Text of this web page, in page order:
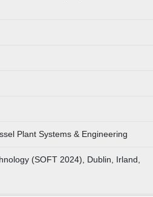
Plant Systems & Engineering
(SOFT 2024), Dublin, Irland,